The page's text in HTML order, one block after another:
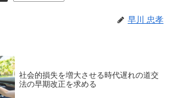
早川 忠孝
社会的損失を増大させる時代遅れの道交
法の早期改正を求める